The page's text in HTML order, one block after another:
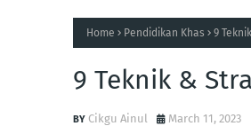
Home Pendidikan Khas 9
9 Teknik &
Cikgu Ainul March 11, 2023